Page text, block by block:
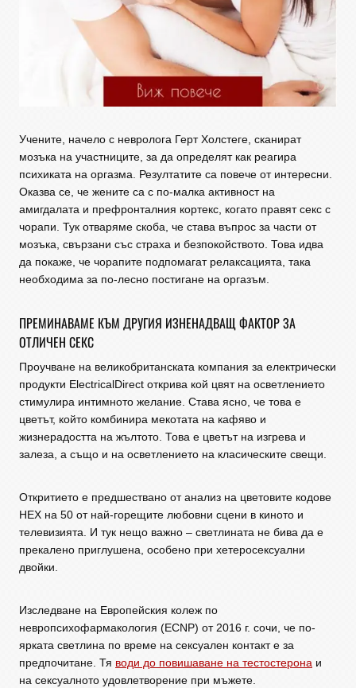
Учените, начело с невролога Герт Холстеге, сканират
мозъка на участниците, за да определят как реагира
психиката на оргазма. Резултатите са повече от интересни.
Оказва се, че жените са с по-малка активност на
амигдалата и префронталния кортекс, когато правят секс с
чорапи. Тук отваряме скоба, че става въпрос за части от
мозъка, свързани със страха и безпокойството. Това идва
да покаже, че чорапите подпомагат релаксацията, така
необходима за по-лесно постигане на оргазъм.
ПРЕМИНАВАМЕ КЪМ ДРУГИЯ ИЗНЕНАДВАЩ ФАКТОР ЗА
ОТЛИЧЕН СЕКС
Проучване на великобританската компания за електрически
продукти ElectricalDirect открива кой цвят на осветлението
стимулира интимното желание. Става ясно, че това е
цветът, който комбинира мекотата на кафяво и
жизнерадостта на жълтото. Това е цветът на изгрева и
залеза, а също и на осветлението на класическите свещи.
Откритието е предшествано от анализ на цветовите кодове
HEX на 50 от най-горещите любовни сцени в киното и
телевизията. И тук нещо важно – светлината не бива да е
прекалено приглушена, особено при хетеросексуални
двойки.
Изследване на Европейския колеж по
невропсихофармакология (ECNP) от 2016 г. сочи, че по-
ярката светлина по време на сексуален контакт е за
предпочитане. Тя води до повишаване на тестостерона и
на сексуалното удовлетворение при мъжете.